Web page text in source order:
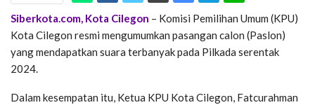
Siberkota.com, Kota Cilegon – Komisi Pemilihan Umum (KPU)
Kota Cilegon resmi mengumumkan pasangan calon (Paslon)
yang mendapatkan suara terbanyak pada Pilkada serentak
2024.
Dalam kesempatan itu, Ketua KPU Kota Cilegon, Fatcurahman